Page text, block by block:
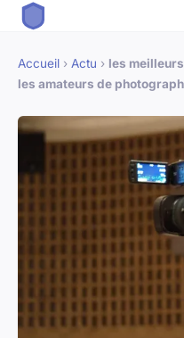
Accueil › Actu › les
les amateurs de